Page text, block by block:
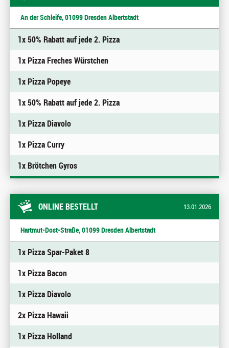
An der Schleife, 01099 Dresden Albertstadt
1x 50% Rabatt auf jede 2. Pizza
1x Pizza Freches Würstchen
1x Pizza Popeye
1x 50% Rabatt auf jede 2. Pizza
1x Pizza Diavolo
1x Pizza Curry
1x Brötchen Gyros
ONLINE BESTELLT 13.01.2026
Hartmut-Dost-Straße, 01099 Dresden Albertstadt
1x Pizza Spar-Paket 8
1x Pizza Bacon
1x Pizza Diavolo
2x Pizza Hawaii
1x Pizza Holland